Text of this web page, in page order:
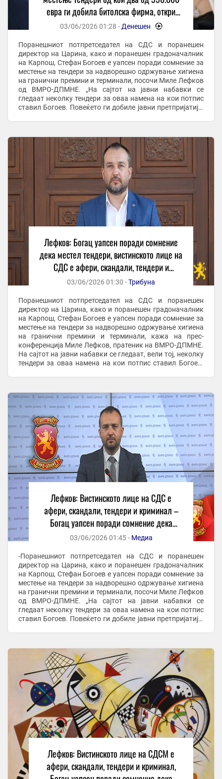
евра ги добила битолска фирма, откри
Лефков
03/06/2026 01:28 - Денешен -
Поранешниот потпретседател на СДС и поранешен
директор на Царина, како и поранешен градоначалник
на Карпош, Стефан Богоев е уапсен поради сомнение за
местење на тендери за надворешно одржување хигиена
на гранични премини и терминали, посочи Миле Лефков
од ВМРО-ДПМНЕ. „На сајтот на јавни набавки се
гледаат неколку тендери за оваа намена на кои потпис
ставил Богоев. Повеќето ги добиле јавни претпријатија,
Лефков: Богац уапсен поради сомнение
дека местел тендери, вистинското лице на
СДС е афери, скандали, тендери и
криминал
03/06/2026 01:30 -Трибуна
Поранешниот потпретседател на СДС и поранешен
директор на Царина, како и поранешен градоначалник
на Карпош, Стефан Богоев е уапсен поради сомнение за
местење на тендери за надворешно одржување хигиена
на гранични премини и терминали, кажа на прес-
конференција Миле Лефков, пратеник на ВМРО-ДПМНЕ.
На сајтот на јавни набавки се гледаат, вели тој, неколку
тендери за оваа намена на кои потпис ставил Богоев.
Лефков: Вистинското лице на СДС е
афери, скандали, тендери и криминал –
Богац уапсен поради сомнение дека
местел тендери
03/06/2026 01:45 - Медиа
-Поранешниот потпретседател на СДС и поранешен
директор на Царина, како и поранешен градоначалник
на Карпош, Стефан Богоев е уапсен поради сомнение за
местење на тендери за надворешно одржување хигиена
на гранични премини и терминали, посочи Миле Лефков
од ВМРО-ДПМНЕ. „На сајтот на јавни набавки се
гледаат неколку тендери за оваа намена на кои потпис
ставил Богоев. Повеќето ги добиле јавни претпријатија,
Лефков: Вистинското лице на СДСМ е
афери, скандали, тендери и криминал,